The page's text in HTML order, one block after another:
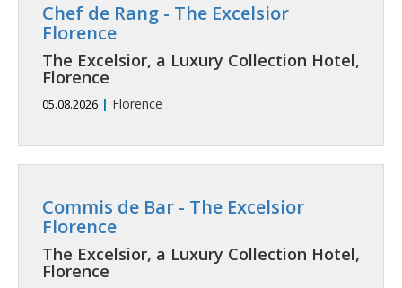
Chef de Rang - The Excelsior
Florence
The Excelsior, a Luxury Collection Hotel,
Florence
05.08.2026 | Florence
Commis de Bar - The Excelsior
Florence
The Excelsior, a Luxury Collection Hotel,
Florence